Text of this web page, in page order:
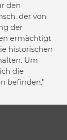
den
der von
der
ermächtigt
historischen
Um
die
befinden."